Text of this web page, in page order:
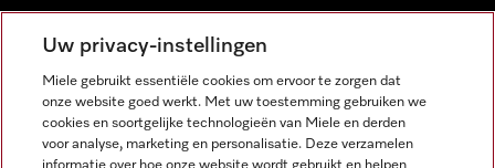
NEDERLANDS
Uw privacy-instellingen
Miele gebruikt essentiële cookies om ervoor te zorgen dat
onze website goed werkt. Met uw toestemming gebruiken we
cookies en soortgelijke technologieën van Miele en derden
voor analyse, marketing en personalisatie. Deze verzamelen